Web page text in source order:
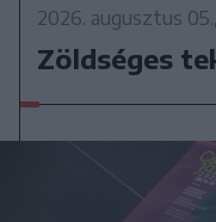
2026. augusztus
Zöldséges